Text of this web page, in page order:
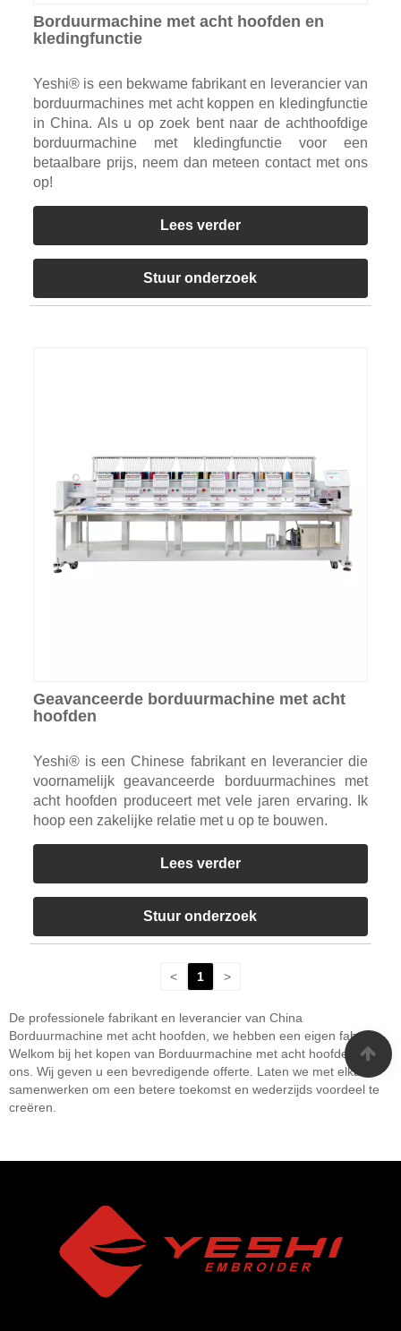
Borduurmachine met acht hoofden en
kledingfunctie
Yeshi® is een bekwame fabrikant en leverancier van
borduurmachines met acht koppen en kledingfunctie
in China. Als u op zoek bent naar de achthoofdige
borduurmachine met kledingfunctie voor een
betaalbare prijs, neem dan meteen contact met ons
op!
Lees verder
Stuur onderzoek
Geavanceerde borduurmachine met acht
hoofden
Yeshi® is een Chinese fabrikant en leverancier die
voornamelijk geavanceerde borduurmachines met
acht hoofden produceert met vele jaren ervaring. Ik
hoop een zakelijke relatie met u op te bouwen.
Lees verder
Stuur onderzoek
< 1 >
De professionele fabrikant en leverancier van China
Borduurmachine met acht hoofden, we hebben een eigen fabriek.
Welkom bij het kopen van Borduurmachine met acht hoofden bij
ons. Wij geven u een bevredigende offerte. Laten we met elkaar
samenwerken om een ​​betere toekomst en wederzijds voordeel te
creëren.